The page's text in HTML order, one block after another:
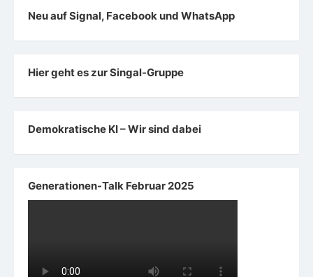
Neu auf Signal, Facebook und WhatsApp
Hier geht es zur Singal-Gruppe
Demokratische KI – Wir sind dabei
Generationen-Talk Februar 2025